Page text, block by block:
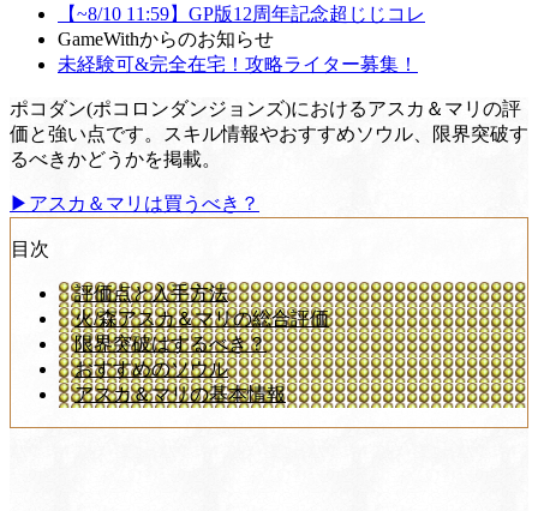
【~8/10 11:59】GP版12周年記念超じじコレ
GameWithからのお知らせ
未経験可&完全在宅！攻略ライター募集！
ポコダン(ポコロンダンジョンズ)におけるアスカ＆マリの評
価と強い点です。スキル情報やおすすめソウル、限界突破す
るべきかどうかを掲載。
▶アスカ＆マリは買うべき？
目次
評価点と入手方法
火/森アスカ＆マリの総合評価
限界突破はするべき？
おすすめのソウル
アスカ＆マリの基本情報